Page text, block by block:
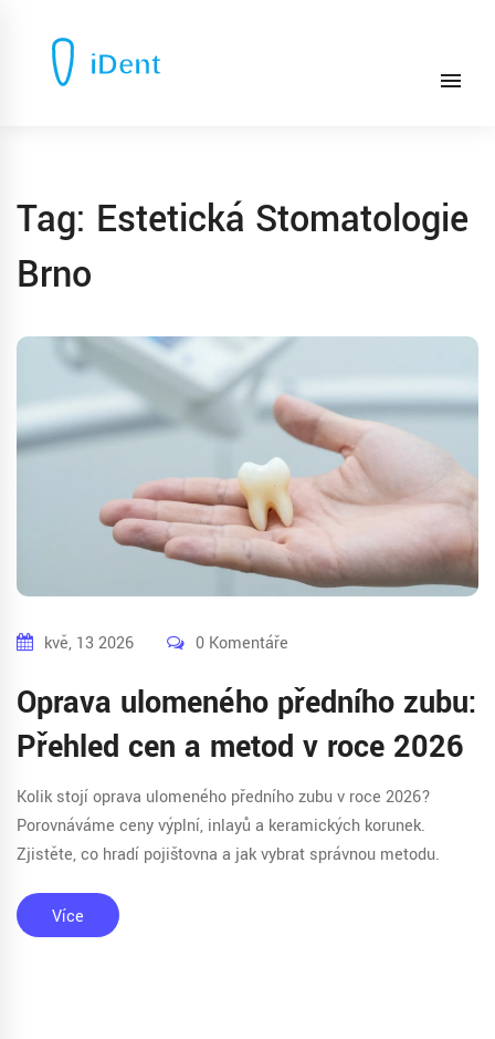
Tag: Estetická Stomatologie
Brno
kvě, 13 2026 0 Komentáře
Oprava ulomeného předního zubu:
Přehled cen a metod v roce 2026
Kolik stojí oprava ulomeného předního zubu v roce 2026?
Porovnáváme ceny výplní, inlayů a keramických korunek.
Zjistěte, co hradí pojišťovna a jak vybrat správnou metodu.
Více